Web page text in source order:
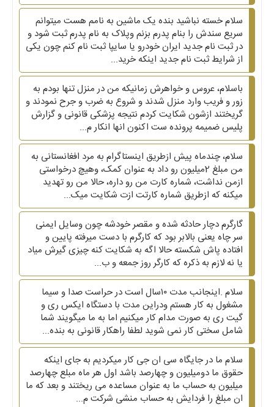
سلام خسته نباشید بنده یک ماشین به نامم هست میتوانم
سریع سندش را بنام پدرم بزنم وپلاک به نام پدرم ثبت شود و
در ثبت نام جدید ایران خودرو یا سایپا ثبت نام کنم چون یکی
از شرایط ثبت نام جدید اینکه خرید...
باسلام، عروس و خواهرش زمانیکه من در منزل تنها بودم به
زور و فریب وارد منزل شدند و شروع به ضرب و جرح نمودند و
گریختند ازشون شکایت کردم نتیجه پزشکی قانونی و گزارش
پلیس ضمیمه پرونده ست اکنون انها انکار م...
سلام، چندماه پیش ازطریق اینستاگرام به مرد افغانستانی به
من مبلغ 2میلیون رو داد به عنوان کمک، وهیچ درخواستی
ازمن نداشت، شماره کارت من رو داره، حالا من رو تهدید
میکنه که ازطریق شماره کارتت ازت شکایت میک...
گارگرم دچار حادثه شده و مقصر خودشه چون وسایل ایمنی
سر چاه یعنی بالابر بود که کارگرم با دست میرفته پایین و
افتاده پاش شکسته حالا اگه به شکایت کنه چیزی گیرش میاد
یا نه لازم به ذکره که کارگر روز جمعه و ب...
سلام .اینجانب مدت ۱۰سال است در حراست صدا و سیما
مشغول به کار هستم ودراین مدت با دستگاه ایکس ری و
گیت ری به صورت مدام کار میکنیم اما به ما میگویند شما
شامل سختی کار نمی شوید لطفا راهکار قانونی به بنده...
سلام ما در جایگاه سی ان جی کار میکردیم به جای اینکه
حقوق ما دومیلیون و چهارصد باشد اول هر ماه مبلع چهارصد
میلیون به حساب ما به عنوان مساعده می ریختند و بعد که ما
ان مبلغ را فردایش به حساب منشی شرکت م...